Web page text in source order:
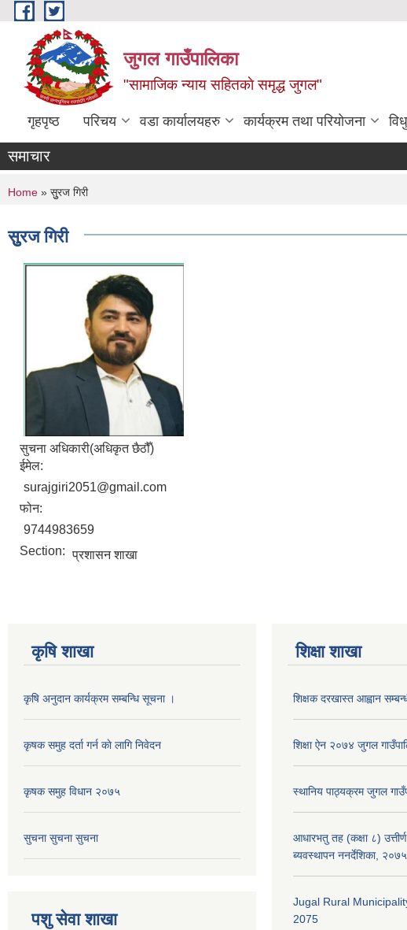
Skip to main content
जुगल गाउँपालिका
"सामाजिक न्याय सहितकाे समृद्ध जुगल"
गृहपृष्ठ परिचय वडा कार्यालयहरु कार्यक्रम तथा परियोजना
समाचार
You are here
Home » सुुरज गिरी
सुुरज गिरी
सुचना अधिकारी(अधिकृत छैठौँ)
ईमेल:
surajgiri2051@gmail.com
फोन:
9744983659
Section: प्रशासन शाखा
कृषि शाखा
कृषि अनुदान कार्यक्रम सम्बन्धि सूचना ।
कृषक समुह दर्ता गर्न काे लागि निवेदन
कृषक समुह विधान २०७५
सुचना सुचना सुचना
पशु सेवा शाखा
शिक्षा शाखा
शिक्षक दरखास्त आह्वान
शिक्षा ऐन २०७४ जुगल
स्थानिय पाठ्यक्रम जुगल
आधारभतु तह (कक्षा ८)
ब्यवस्थापन ननर्देशिका, २०७५
Jugal Rural
2075